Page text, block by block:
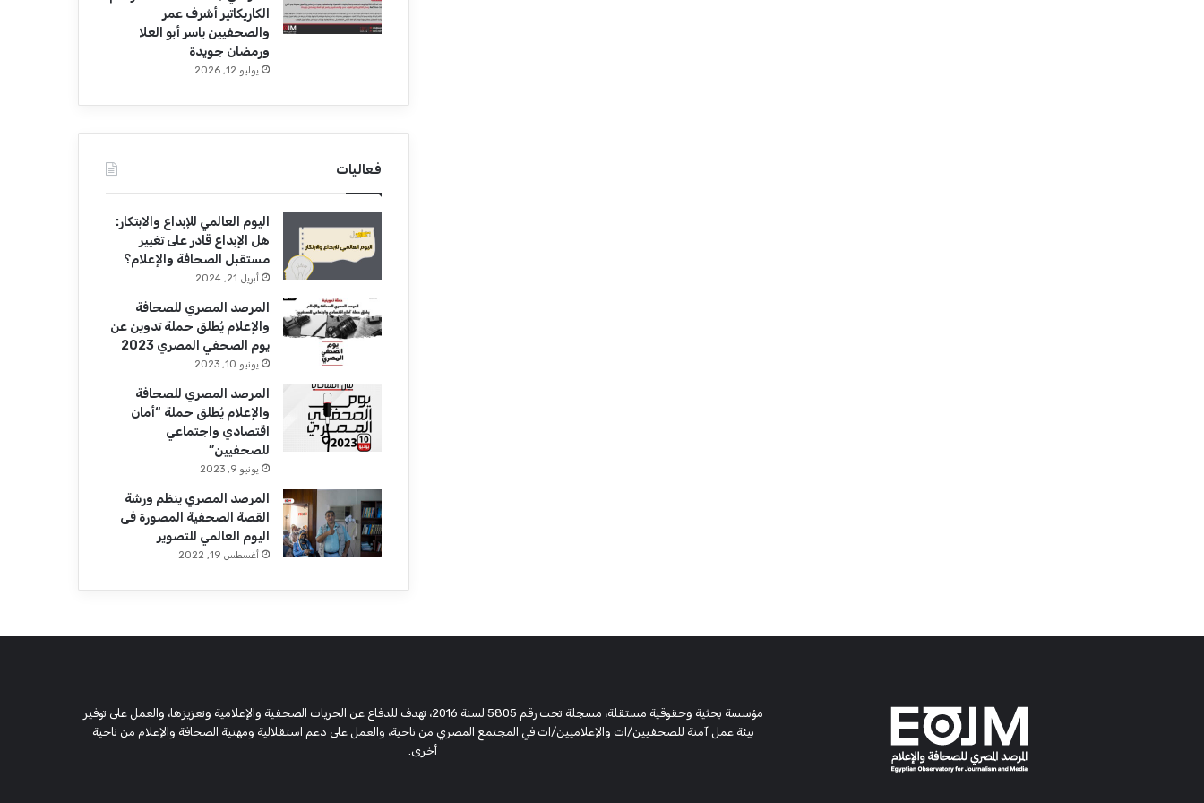
الكاريكاتير أشرف عمر
والصحفيين ياسر أبو العلا
ورمضان جويدة
يوليو 12, 2026
فعاليات
اليوم العالمي للإبداع والابتكار:
هل الإبداع قادر على تغيير
مستقبل الصحافة والإعلام؟
أبريل 21, 2024
المرصد المصري للصحافة
والإعلام يُطلق حملة تدوين عن
يوم الصحفي المصري 2023
يونيو 10, 2023
المرصد المصري للصحافة
والإعلام يُطلق حملة “أمان
اقتصادي واجتماعي
للصحفيين”
يونيو 9, 2023
المرصد المصري ينظم ورشة
القصة الصحفية المصورة فى
اليوم العالمي للتصوير
أغسطس 19, 2022
مؤسسة بحثية وحقوقية مستقلة، مسجلة تحت رقم 5805 لسنة 2016، تهدف للدفاع عن الحريات الصحفية والإعلامية وتعزيزها، والعمل على توفير
بيئة عمل آمنة للصحفيين/ات والإعلاميين/ات في المجتمع المصري من ناحية، والعمل على دعم استقلالية ومهنية الصحافة والإعلام من ناحية
أخرى.